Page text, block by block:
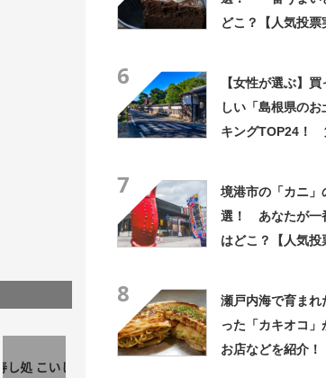
どこ？【人気投票
6
【女性が選ぶ】
しい「島根県の
キングTOP24！
7
境港市の「カニ」
選！ あなたが一
はどこ？【人気投
8
瀬戸内海で育まれ
った「カキオコ」
お店などを紹介